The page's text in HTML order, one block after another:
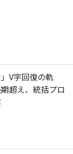
V字回復の軌
超え、統括プロ